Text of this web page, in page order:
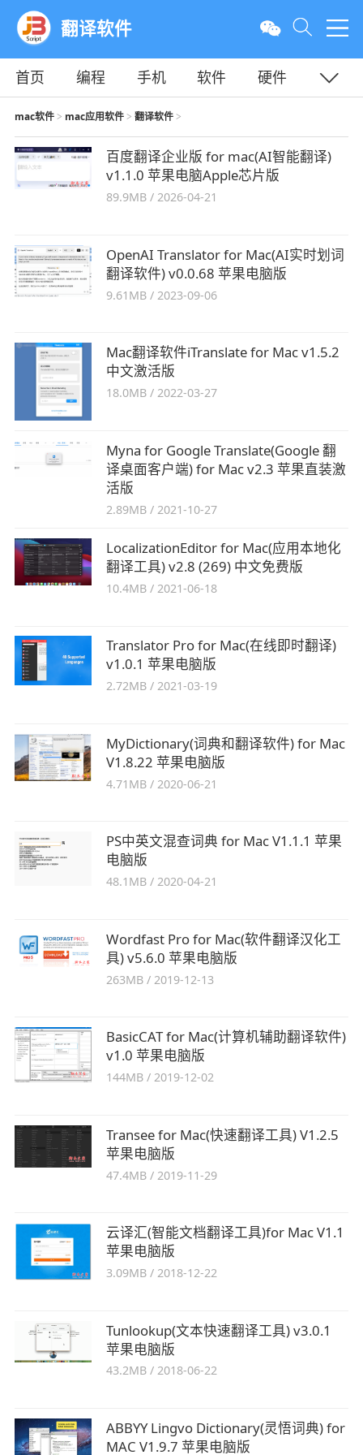
翻译软件
首页 编程 手机 软件
硬件
教程
平面 服务器
mac软件> mac应用软件> 翻译软件>
百度翻译企业版 for mac(AI智能翻译)
v1.1.0 苹果电脑Apple芯片版
89.9MB /2026-04-21
OpenAI Translator for Mac(AI实时划词
翻译软件) v0.0.68 苹果电脑版
9.61MB / 2023-09-06
Mac翻译软件iTranslate for Mac v1.5.2
中文激活版
18.0MB /2022-03-27
Myna for Google Translate(Google 翻
译桌面客户端) for Mac v2.3 苹果直装激
活版
2.89MB / 2021-10-27
LocalizationEditor for Mac(应用本地化
翻译工具) v2.8 (269) 中文免费版
10.4MB /2021-06-18
Translator Pro for Mac(在线即时翻译)
v1.0.1 苹果电脑版
2.72MB /2021-03-19
MyDictionary(词典和翻译软件) for Mac
V1.8.22 苹果电脑版
4.71MB /2020-06-21
PS中英文混查词典 for Mac V1.1.1 苹果
电脑版
48.1MB /2020-04-21
Wordfast Pro for Mac(软件翻译汉化工
具) v5.6.0 苹果电脑版
263MB / 2019-12-13
BasicCAT for Mac(计算机辅助翻译软件)
v1.0 苹果电脑版
144MB /2019-12-02
Transee for Mac(快速翻译工具) V1.2.5
苹果电脑版
47.4MB / 2019-11-29
云译汇(智能文档翻译工具)for Mac V1.1
苹果电脑版
3.09MB /2018-12-22
Tunlookup(文本快速翻译工具) v3.0.1
苹果电脑版
43.2MB /2018-06-22
ABBYY Lingvo Dictionary(灵悟词典) for
MAC V1.9.7 苹果电脑版